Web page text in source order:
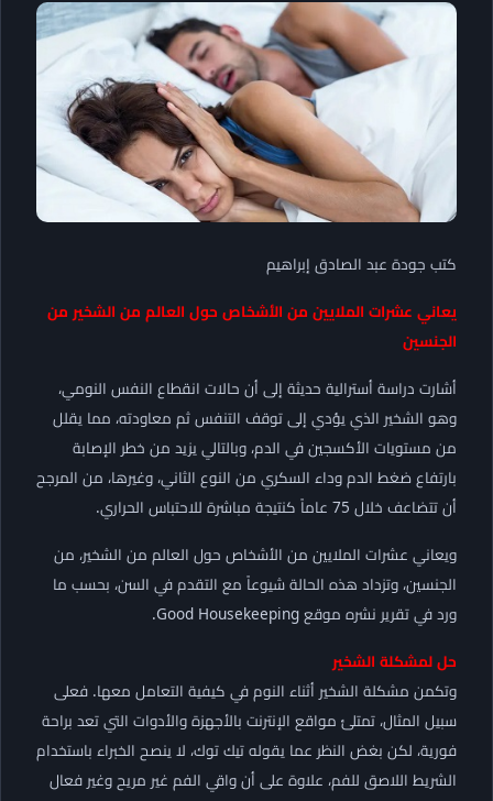
كتب جودة عبد الصادق إبراهيم
يعاني عشرات الملايين من الأشخاص حول العالم من الشخير من
الجنسين
أشارت دراسة أسترالية حديثة إلى أن حالات انقطاع النفس النومي،
وهو الشخير الذي يؤدي إلى توقف التنفس ثم معاودته، مما يقلل
من مستويات الأكسجين في الدم، وبالتالي يزيد من خطر الإصابة
بارتفاع ضغط الدم وداء السكري من النوع الثاني، وغيرها، من المرجح
أن تتضاعف خلال 75 عاماً كنتيجة مباشرة للاحتباس الحراري.
ويعاني عشرات الملايين من الأشخاص حول العالم من الشخير، من
الجنسين، وتزداد هذه الحالة شيوعاً مع التقدم في السن، بحسب ما
ورد في تقرير نشره موقع Good Housekeeping.
حل لمشكلة الشخير
وتكمن مشكلة الشخير أثناء النوم في كيفية التعامل معها. فعلى
سبيل المثال، تمتلئ مواقع الإنترنت بالأجهزة والأدوات التي تعد براحة
فورية، لكن بغض النظر عما يقوله تيك توك، لا ينصح الخبراء باستخدام
الشريط اللاصق للفم، علاوة على أن واقي الفم غير مريح وغير فعال